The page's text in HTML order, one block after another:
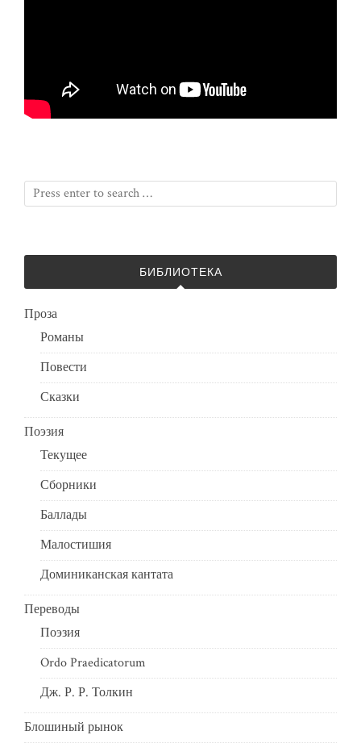
БИБЛИОТЕКА
Проза
Романы
Повести
Сказки
Поэзия
Текущее
Сборники
Баллады
Малостишия
Доминиканская кантата
Переводы
Поэзия
Ordo Praedicatorum
Дж. Р. Р. Толкин
Блошиный рынок